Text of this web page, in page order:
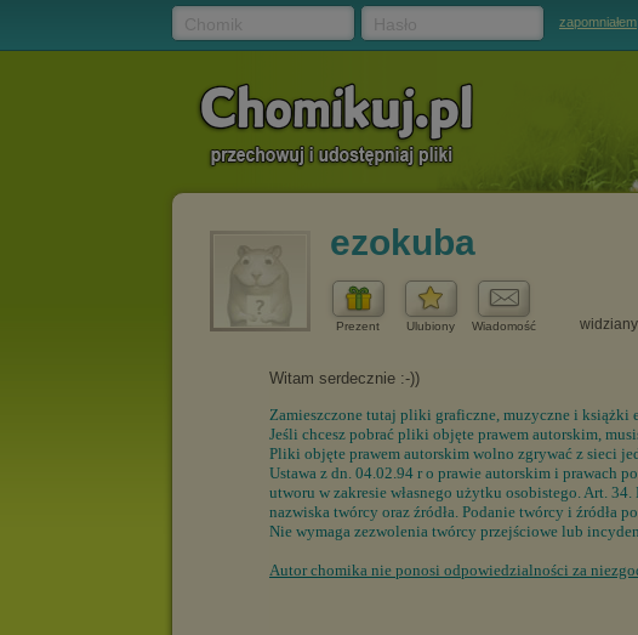
zapomniałem
ezokuba
Prezent Ulubiony Wiadomość